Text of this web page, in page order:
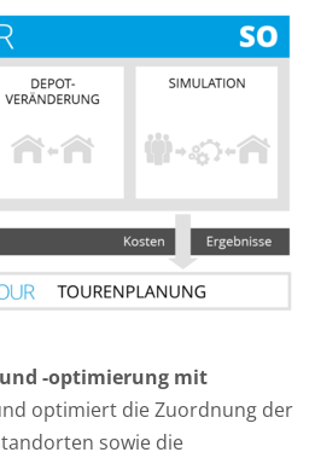
-optimierung mit
optimiert die Zuordnung der
sowie die